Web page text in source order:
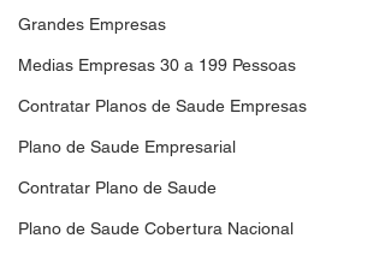
Grandes Empresas
Medias Empresas 30 a 199 Pessoas
Contratar Planos de Saude Empresas
Plano de Saude Empresarial
Contratar Plano de Saude
Plano de Saude Cobertura Nacional